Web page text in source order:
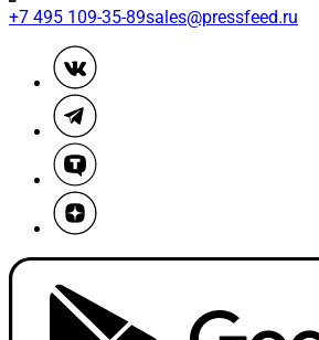
+7 495 109-35-89sales@pressfeed.ru